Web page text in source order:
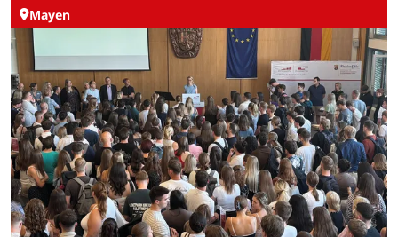
Mayen